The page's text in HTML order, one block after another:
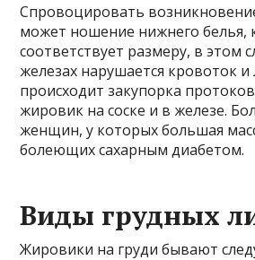
Спровоцировать
может ношение нижнего белья,
соответствует размеру, в этом
железах нарушается кровоток
происходит закупорка
жировик на соске и в железе.
женщин, у которых большая
болеющих сахарным диабетом.
Виды грудных
Жировики на груди бывают